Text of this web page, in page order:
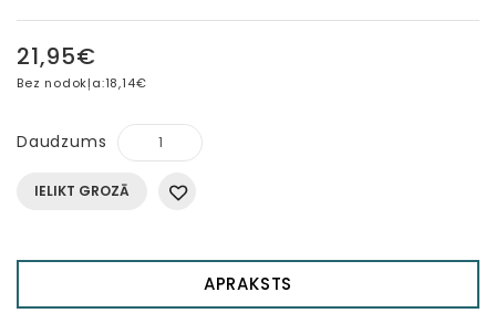
21,95€
Bez nodokļa:18,14€
Daudzums
IELIKT GROZĀ
APRAKSTS